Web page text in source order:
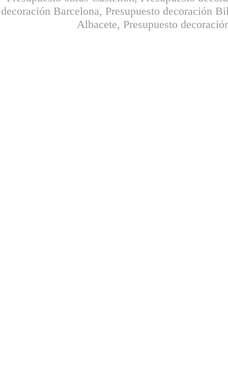
decoración Barcelona, Presupuesto decoración
Albacete, Presupuesto